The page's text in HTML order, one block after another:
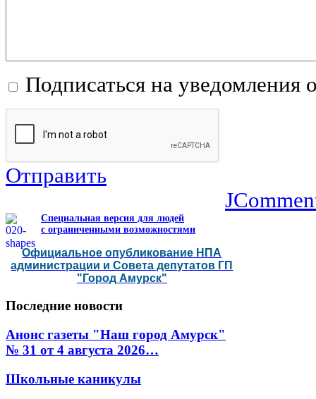
Подписаться на уведомления
Отправить
Специальная версия для людей
с ограниченными возможностями
Официальное опубликование НПА
администрации и Совета депутатов ГП
"Город Амурск"
Последние новости
Анонс газеты "Наш город Амурск"
№ 31 от 4 августа 2026…
Школьные каникулы